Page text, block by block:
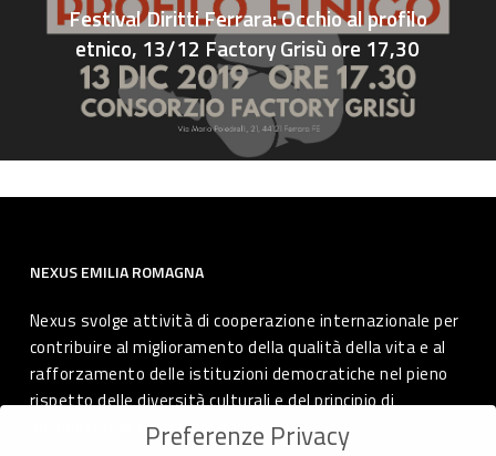
Festival Diritti Ferrara: Occhio al profilo
etnico, 13/12 Factory Grisù ore 17,30
NEXUS EMILIA ROMAGNA
Nexus svolge attività di cooperazione internazionale per
contribuire al miglioramento della qualità della vita e al
rafforzamento delle istituzioni democratiche nel pieno
rispetto delle diversità culturali e del principio di
autodeterminazione dei popoli.
Preferenze Privacy